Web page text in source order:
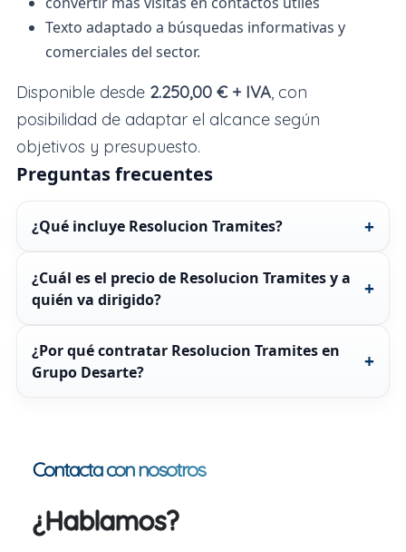
Texto adaptado a búsquedas informativas y
comerciales del sector.
Disponible desde 2.250,00 € + IVA, con
posibilidad de adaptar el alcance según
objetivos y presupuesto.
Preguntas frecuentes
¿Qué incluye Resolucion Tramites?
¿Cuál es el precio de Resolucion Tramites y a
quién va dirigido?
¿Por qué contratar Resolucion Tramites en
Grupo Desarte?
Contacta con nosotros
¿Hablamos?